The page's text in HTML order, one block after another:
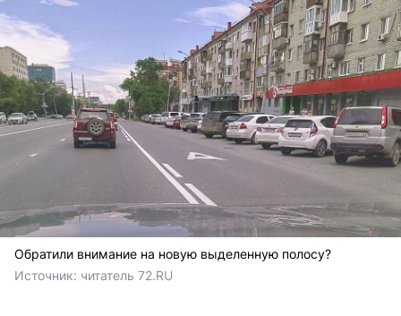
Обратили внимание на новую выделенную полосу?
Источник: читатель 72.RU